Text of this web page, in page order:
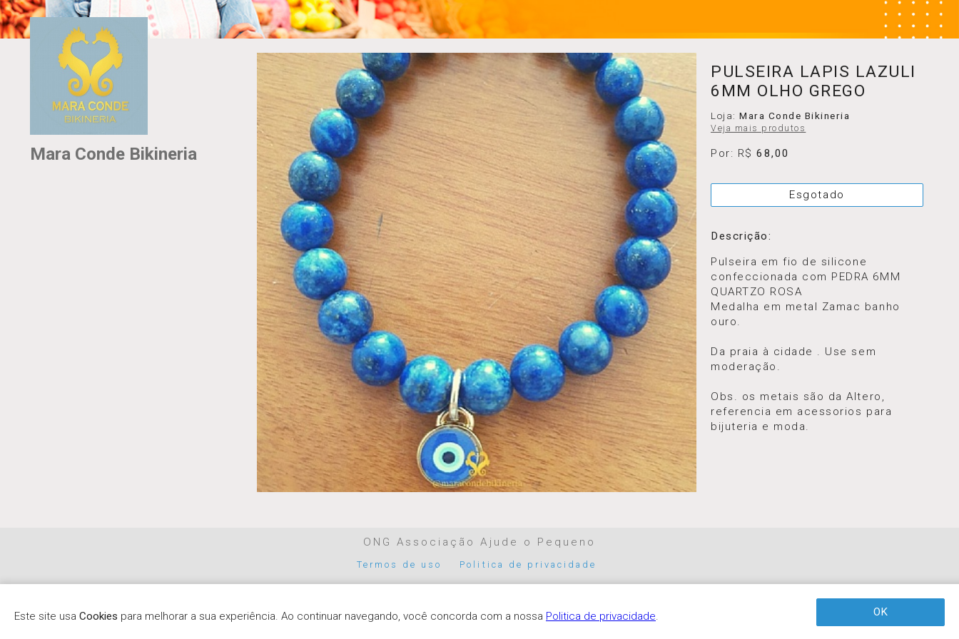
Mara Conde Bikineria
PULSEIRA LAPIS LAZULI
6MM OLHO GREGO
Loja:Mara Conde Bikineria
Veja mais produtos
Por: R$68,00
Esgotado
Descrição:
Pulseira em fio de silicone
confeccionada com PEDRA 6MM
QUARTZO ROSA
Medalha em metal Zamac banho
ouro.
Da praia à cidade . Use sem
moderação.
Obs. os metais são da Altero,
referencia em acessorios para
bijuteria e moda.
ONG Associação Ajude o Pequeno
Termos de uso Politica de privacidade
Este site usa Cookies para melhorar a sua experiência. Ao continuar navegando, você concorda com a nossa Politica de privacidade. OK